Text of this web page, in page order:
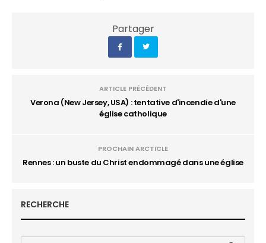
Partager
ARTICLE PRÉCÉDENT
Verona (New Jersey, USA) : tentative d'incendie d'une
église catholique
PROCHAIN ARCTICLE
Rennes : un buste du Christ endommagé dans une église
RECHERCHE